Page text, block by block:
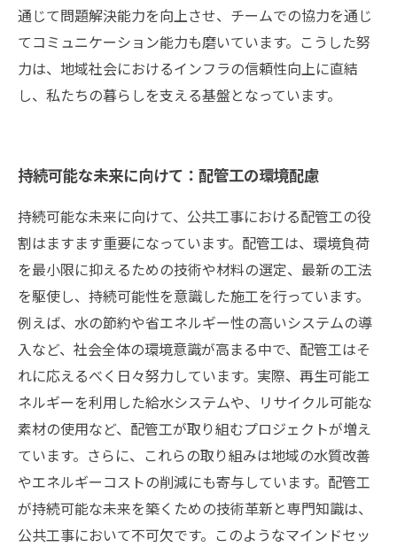
通じて問題解決能力を向上させ、チームでの協力を通じ
てコミュニケーション能力も磨いています。こうした努
力は、地域社会におけるインフラの信頼性向上に直結
し、私たちの暮らしを支える基盤となっています。
持続可能な未来に向けて：配管工の環境配慮
持続可能な未来に向けて、公共工事における配管工の役
割はますます重要になっています。配管工は、環境負荷
を最小限に抑えるための技術や材料の選定、最新の工法
を駆使し、持続可能性を意識した施工を行っています。
例えば、水の節約や省エネルギー性の高いシステムの導
入など、社会全体の環境意識が高まる中で、配管工はそ
れに応えるべく日々努力しています。実際、再生可能エ
ネルギーを利用した給水システムや、リサイクル可能な
素材の使用など、配管工が取り組むプロジェクトが増え
ています。さらに、これらの取り組みは地域の水質改善
やエネルギーコストの削減にも寄与しています。配管工
が持続可能な未来を築くための技術革新と専門知識は、
公共工事において不可欠です。このようなマインドセッ